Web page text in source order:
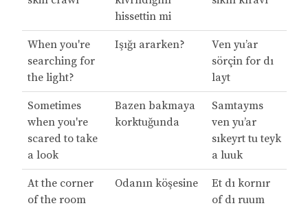
hissettin mi
When you're
searching for
the light?
Işığı ararken?
Ven yu’ar
sörçin for dı
layt
Sometimes
when you're
scared to take
a look
Bazen bakmaya
korktuğunda
Samtayms
ven yu’ar
sıkeyrt tu teyk
a luuk
At the corner
of the room
Odanın köşesine
Et dı kornır
of dı ruum